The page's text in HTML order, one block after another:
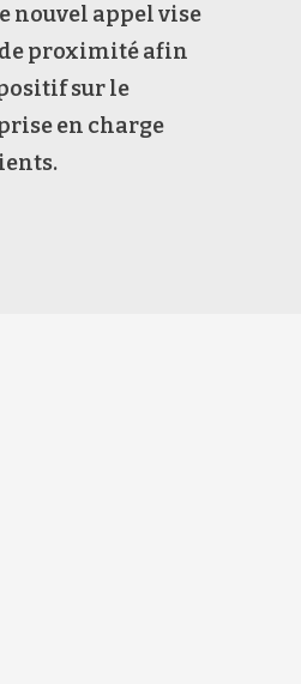
nouvel appelvise
de proximité afin
sur le
en charge